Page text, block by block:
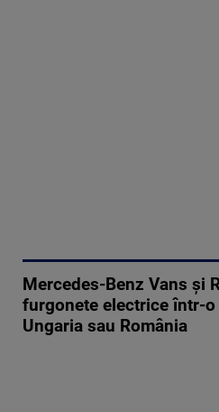
Mercedes-Benz Vans şi
furgonete electrice într-
Ungaria sau România